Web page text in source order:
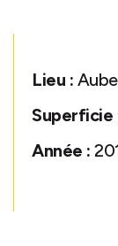
Lieu :
Superficie
Année :